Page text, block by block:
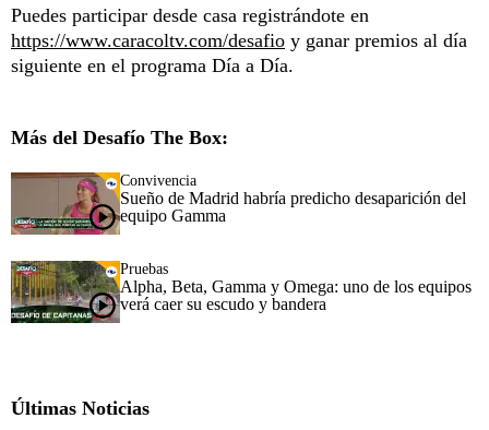
Puedes participar desde casa registrándote en
https://www.caracoltv.com/desafio y ganar premios al día
siguiente en el programa Día a Día.
Más del Desafío The Box:
Convivencia
Sueño de Madrid habría predicho desaparición del
equipo Gamma
Pruebas
Alpha, Beta, Gamma y Omega: uno de los equipos
verá caer su escudo y bandera
Últimas Noticias